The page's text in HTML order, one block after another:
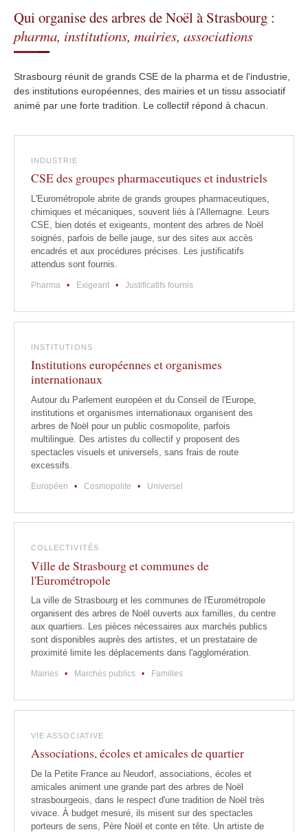
Qui organise des arbres de Noël à Strasbourg :
pharma, institutions, mairies, associations
Strasbourg réunit de grands CSE de la pharma et de l'industrie,
des institutions européennes, des mairies et un tissu associatif
animé par une forte tradition. Le collectif répond à chacun.
INDUSTRIE
CSE des groupes pharmaceutiques et industriels
L'Eurométropole abrite de grands groupes pharmaceutiques,
chimiques et mécaniques, souvent liés à l'Allemagne. Leurs
CSE, bien dotés et exigeants, montent des arbres de Noël
soignés, parfois de belle jauge, sur des sites aux accès
encadrés et aux procédures précises. Les justificatifs
attendus sont fournis.
Pharma • Exigeant • Justificatifs fournis
INSTITUTIONS
Institutions européennes et organismes
internationaux
Autour du Parlement européen et du Conseil de l'Europe,
institutions et organismes internationaux organisent des
arbres de Noël pour un public cosmopolite, parfois
multilingue. Des artistes du collectif y proposent des
spectacles visuels et universels, sans frais de route
excessifs.
Européen • Cosmopolite • Universel
COLLECTIVITÉS
Ville de Strasbourg et communes de
l'Eurométropole
La ville de Strasbourg et les communes de l'Eurométropole
organisent des arbres de Noël ouverts aux familles, du centre
aux quartiers. Les pièces nécessaires aux marchés publics
sont disponibles auprès des artistes, et un prestataire de
proximité limite les déplacements dans l'agglomération.
Mairies • Marchés publics • Familles
VIE ASSOCIATIVE
Associations, écoles et amicales de quartier
De la Petite France au Neudorf, associations, écoles et
amicales animent une grande part des arbres de Noël
strasbourgeois, dans le respect d'une tradition de Noël très
vivace. À budget mesuré, ils misent sur des spectacles
porteurs de sens, Père Noël et conte en tête. Un artiste de